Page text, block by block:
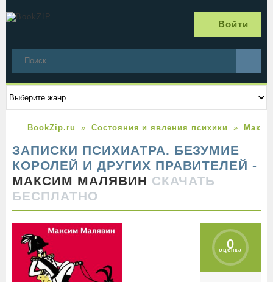
Войти
BookZip.ru Состояния и явления психики
ЗАПИСКИ ПСИХИАТРА. БЕЗУМИЕ
КОРОЛЕЙ И ДРУГИХ ПРАВИТЕЛЕЙ -
МАКСИМ МАЛЯВИН СКАЧАТЬ
БЕСПЛАТНО
0
оценка